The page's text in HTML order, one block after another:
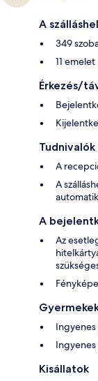
A
349
11 emelet
Érkezés/
A
A
A
Az
Kisállatok